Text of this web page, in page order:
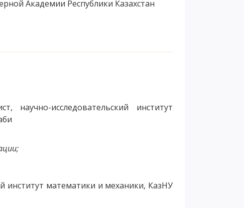
Академии Республики Казахстан
исследовательский институт
институт математики и механики, КазНУ